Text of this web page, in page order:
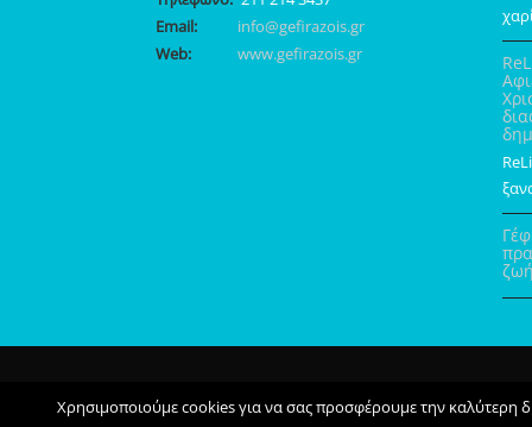
Email:
info@gefirazois.gr
Web:
www.gefirazois.gr
gefirazois.gr © Copyright 2017 - Developed by Zonepage
Χρησιμοποιούμε cookies για να σας προσφέρουμε την καλύτερη